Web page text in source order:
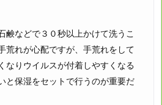
などで３０秒以上かけて洗うこ
荒れが心配ですが、手荒れをして
なりウイルスが付着しやすくなる
と保湿をセットで行うのが重要だ